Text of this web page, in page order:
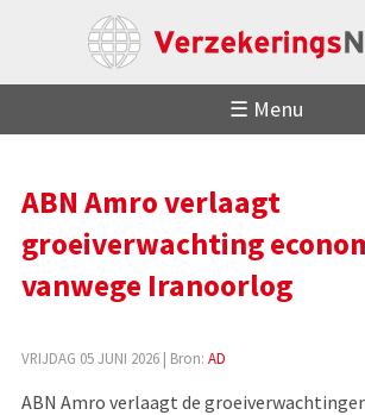
☰ Menu
ABN Amro verlaagt
groeiverwachting
vanwege Iranoorlog
VRIJDAG 05 JUNI 2026| Bron: AD
ABN Amro verlaagt de